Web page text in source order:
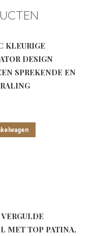
KLEURIGE
DESIGN
SPREKENDE EN
MET TOP PATINA,